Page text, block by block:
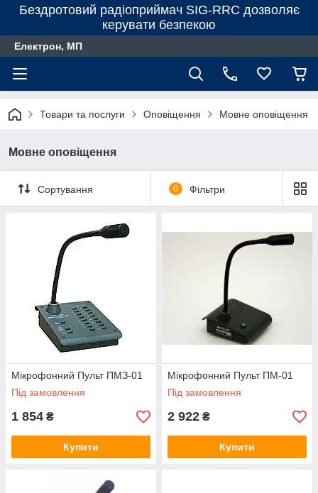
Бездротовий радіоприймач SIG-RRC дозволяє
керувати безпекою
Електрон, МП
Товари та послуги Оповіщення Мовне оповіщення
Мовне оповіщення
Сортування 0 Фільтри
Мікрофонний Пульт ПМЗ-01
Під замовлення
1 854 ₴
Купити
Мікрофонний Пульт ПМ-01
Під замовлення
2 922 ₴
Купити